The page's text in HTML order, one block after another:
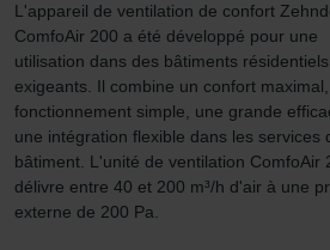
L'appareil de ventilation de confort
ComfoAir 200 a été développé pour une
utilisation dans des bâtiments résidentiels
exigeants. Il combine un confort
fonctionnement simple, une grande
une intégration flexible dans les services
bâtiment. L'unité de ventilation ComfoAir
délivre entre 40 et 200 m³/h d'air à une
externe de 200 Pa.